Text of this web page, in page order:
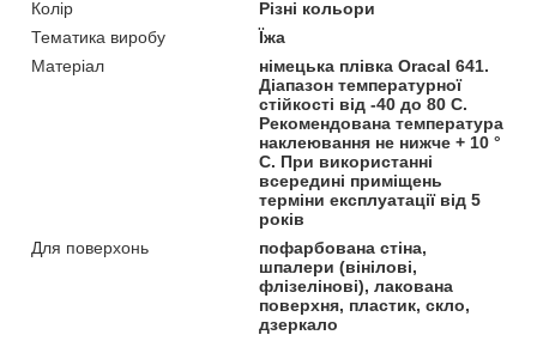
Колір
Різні кольори
Тематика виробу
Їжа
Матеріал
німецька плівка Oracal 641.
Діапазон температурної
стійкості від -40 до 80 С.
Рекомендована температура
наклеювання не нижче + 10 °
С. При використанні
всередині приміщень
терміни експлуатації від 5
років
Для поверхонь
пофарбована стіна,
шпалери (вінілові,
флізелінові), лакована
поверхня, пластик, скло,
дзеркало